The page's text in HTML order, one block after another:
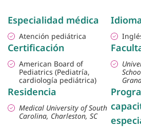
Especialidad médica
Atención pediátrica
Certificación
American Board of
Pediatrics (Pediatría,
cardiología pediátrica)
Residencia
Medical University of South
Carolina, Charleston, SC